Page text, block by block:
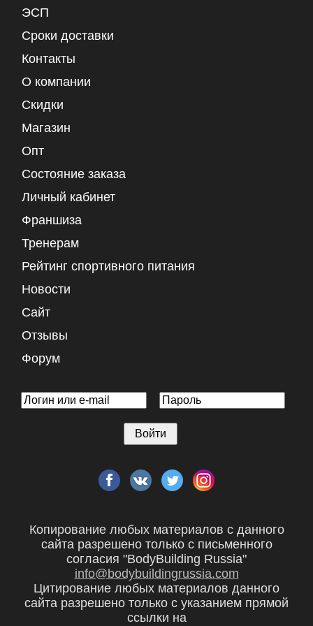
ЭСП
Сроки доставки
Контакты
О компании
Скидки
Магазин
Опт
Состояние заказа
Личный кабинет
Франшиза
Тренерам
Рейтинг спортивного питания
Новости
Сайт
Отзывы
Форум
Копирование любых материалов с данного
сайта разрешено только с письменного
согласия "BodyBuilding Russia"
info@bodybuildingrussia.com
Цитирование любых материалов данного
сайта разрешено только с указанием прямой
ссылки на